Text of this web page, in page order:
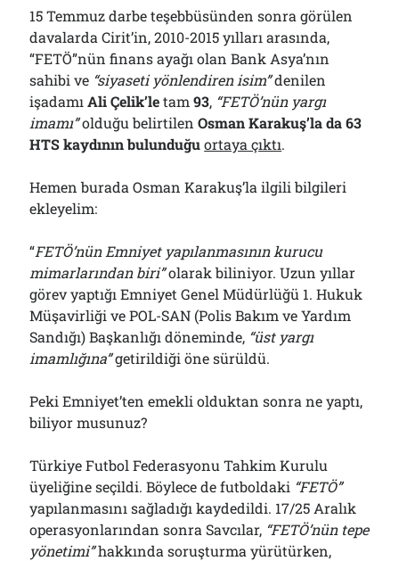
15 Temmuz darbe teşebbüsünden sonra görülen
davalarda Cirit’in, 2010-2015 yılları arasında,
“FETÖ”nün finans ayağı olan Bank Asya’nın
sahibi ve “siyaseti yönlendiren isim”denilen
işadamıAli Çelik’letam93, “FETÖ’nün yargı
imamı”olduğu belirtilenOsman Karakuş’la da 63
HTS kaydının bulunduğuortaya çıktı.
Hemen burada Osman Karakuş’la ilgili bilgileri
ekleyelim:
“FETÖ’nün Emniyet yapılanmasının kurucu
mimarlarından biri”olarak biliniyor. Uzun yıllar
görev yaptığı Emniyet Genel Müdürlüğü 1. Hukuk
Müşavirliği ve POL-SAN (Polis Bakım ve Yardım
Sandığı) Başkanlığı döneminde, “üst yargı
imamlığına”getirildiği öne sürüldü.
Peki Emniyet’ten emekli olduktan sonra ne yaptı,
biliyor musunuz?
Türkiye Futbol Federasyonu Tahkim Kurulu
üyeliğine seçildi. Böylece de futboldaki “FETÖ”
yapılanmasını sağladığı kaydedildi. 17/25 Aralık
operasyonlarından sonra Savcılar, “FETÖ’nün tepe
yönetimi”hakkında soruşturma yürütürken,